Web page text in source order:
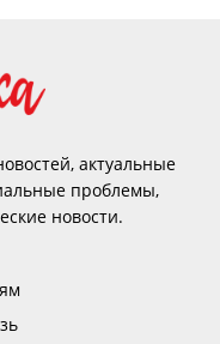
актуальные
проблемы,
новости.